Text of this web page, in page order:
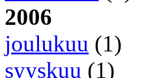
2006
joulukuu (1)
syyskuu (1)